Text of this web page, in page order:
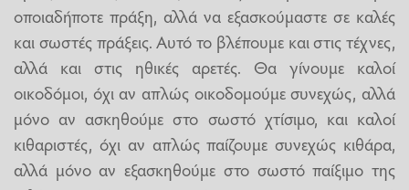
οποιαδήποτε πράξη, αλλά να εξασκούμαστε σε καλές
και σωστές πράξεις. Αυτό το βλέπουμε και στις τέχνες,
αλλά και στις ηθικές αρετές. Θα γίνουμε καλοί
οικοδόμοι, όχι αν απλώς οικοδομούμε συνεχώς, αλλά
μόνο αν ασκηθούμε στο σωστό χτίσιμο, και καλοί
κιθαριστές, όχι αν απλώς παίζουμε συνεχώς κιθάρα,
αλλά μόνο αν εξασκηθούμε στο σωστό παίξιμο της